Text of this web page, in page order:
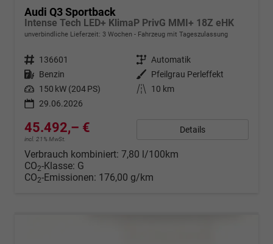
Audi Q3 Sportback
Intense Tech LED+ KlimaP PrivG MMI+ 18Z eHK
unverbindliche Lieferzeit: 3 Wochen Fahrzeug mit Tageszulassung
Fahrzeugnr. 136601 Getriebe Automatik
Kraftstoff Benzin Außenfarbe Pfeilgrau Perleffekt
Leistung 150 kW (204 PS) Kilometerstand
10 km
29.06.2026
45.492,– €
incl. 21% MwSt.
Details
Verbrauch kombiniert: 7,80 l/100km
CO2-Klasse: G
CO2-Emissionen: 176,00 g/km